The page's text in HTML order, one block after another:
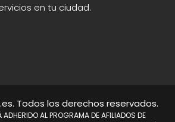
en tu ciudad.
Todos los derechos reservados.
ADHERIDO AL PROGRAMA DE AFILIADOS DE